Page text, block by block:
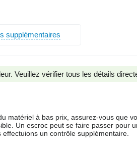
supplémentaires
Veuillez vérifier tous les détails
matériel à bas prix, assurez-vous que
Un escroc peut se faire passer pour
un contrôle supplémentaire.